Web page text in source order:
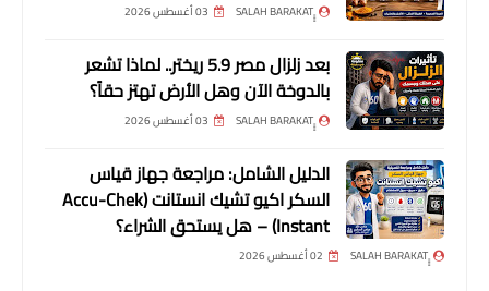
03 أغسطس 2026
بعد زلزال مصر 5.9 ريختر.. لماذا تشعر
بالدوخة الآن وهل الأرض تهتز حقاً؟
03 أغسطس 2026
الدليل الشامل: مراجعة جهاز قياس
السكر اكيو تشيك انستانت (Accu-Chek
Instant) – هل يستحق الشراء؟
02 أغسطس 2026